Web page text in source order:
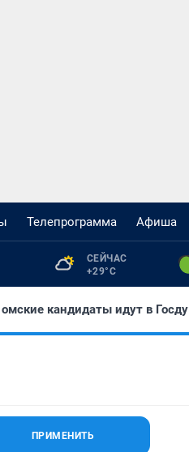
Телепрограмма Афиша
СЕЙЧАС
+29°С
кандидаты идут в
ПРИМЕНИТЬ